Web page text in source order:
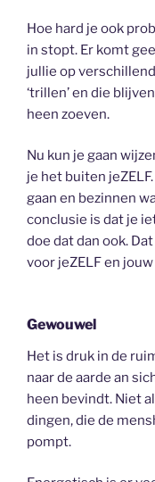
Hoe hard je ook
in stopt. Er komt
jullie op
‘trillen’ en die
heen zoeven.
Nu kun je gaan
je het buiten
gaan en bezinnen
conclusie is dat je
doe dat dan ook.
voor jeZELF en
Gewouwel
Het is druk in de
naar de aarde an
heen bevindt. Niet
dingen, die de
pompt.